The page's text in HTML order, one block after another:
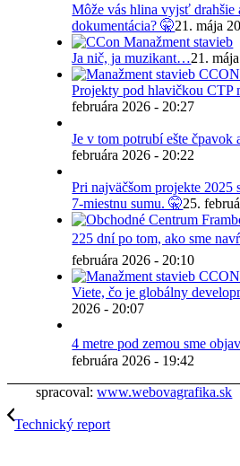
Môže vás hlina vyjsť drahšie
dokumentácia? 🤫21. mája
Ja nič, ja muzikant…21.
Projekty pod hlavičkou CTP
februára 2026 - 20:27
Je v tom potrubí ešte čpavok
februára 2026 - 20:22
Pri najväčšom projekte 2025
7-miestnu sumu. 🤫25.
225 dní po tom, ako sme
februára 2026 - 20:10
Viete, čo je globálny
2026 - 20:07
4 metre pod zemou sme
februára 2026 - 19:42
spracoval:www.webovagrafika.sk
Technický report